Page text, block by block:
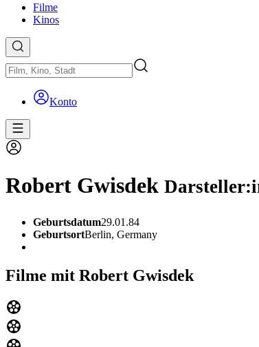
Filme
Kinos
Konto
Robert Gwisdek
Geburtsdatum29.01.84
GeburtsortBerlin, Germany
Filme mit Robert Gwisdek